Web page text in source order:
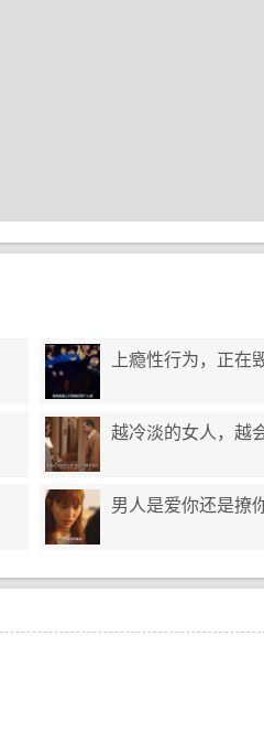
上瘾性行为，正在
越冷淡的女人，越
男人是爱你还是撩